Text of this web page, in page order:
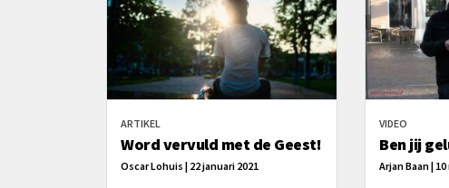
ARTIKEL
Word vervuld met de Geest!
Oscar Lohuis | 22 januari 2021
VIDEO
Ben jij
Arjan Baan |